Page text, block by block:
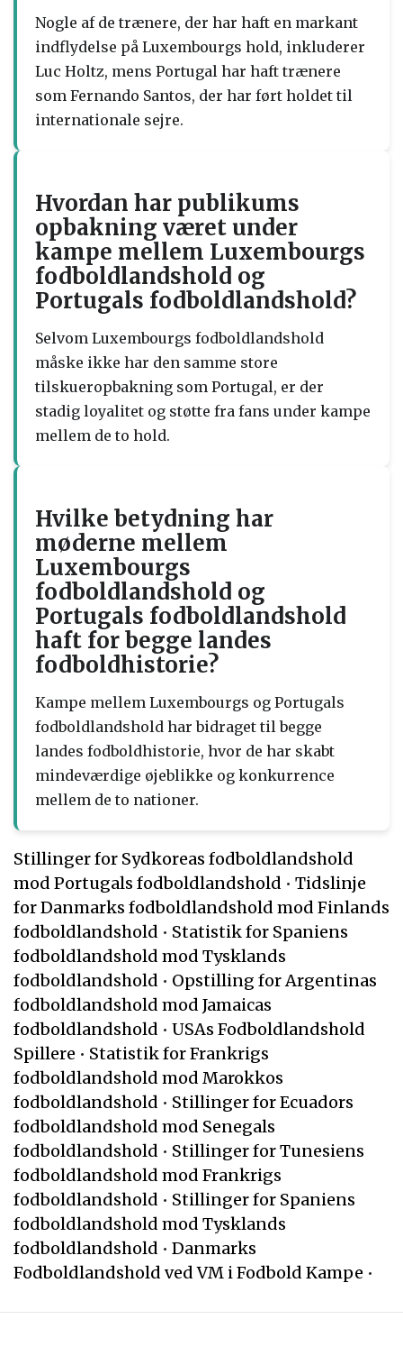
Nogle af de trænere, der har haft en markant
indflydelse på Luxembourgs hold, inkluderer
Luc Holtz, mens Portugal har haft trænere
som Fernando Santos, der har ført holdet til
internationale sejre.
Hvordan har publikums
opbakning været under
kampe mellem Luxembourgs
fodboldlandshold og
Portugals fodboldlandshold?
Selvom Luxembourgs fodboldlandshold
måske ikke har den samme store
tilskueropbakning som Portugal, er der
stadig loyalitet og støtte fra fans under kampe
mellem de to hold.
Hvilke betydning har
møderne mellem
Luxembourgs
fodboldlandshold og
Portugals fodboldlandshold
haft for begge landes
fodboldhistorie?
Kampe mellem Luxembourgs og Portugals
fodboldlandshold har bidraget til begge
landes fodboldhistorie, hvor de har skabt
mindeværdige øjeblikke og konkurrence
mellem de to nationer.
Stillinger for Sydkoreas fodboldlandshold
mod Portugals fodboldlandshold • Tidslinje
for Danmarks fodboldlandshold mod Finlands
fodboldlandshold • Statistik for Spaniens
fodboldlandshold mod Tysklands
fodboldlandshold • Opstilling for Argentinas
fodboldlandshold mod Jamaicas
fodboldlandshold • USAs Fodboldlandshold
Spillere • Statistik for Frankrigs
fodboldlandshold mod Marokkos
fodboldlandshold • Stillinger for Ecuadors
fodboldlandshold mod Senegals
fodboldlandshold • Stillinger for Tunesiens
fodboldlandshold mod Frankrigs
fodboldlandshold • Stillinger for Spaniens
fodboldlandshold mod Tysklands
fodboldlandshold • Danmarks
Fodboldlandshold ved VM i Fodbold Kampe •